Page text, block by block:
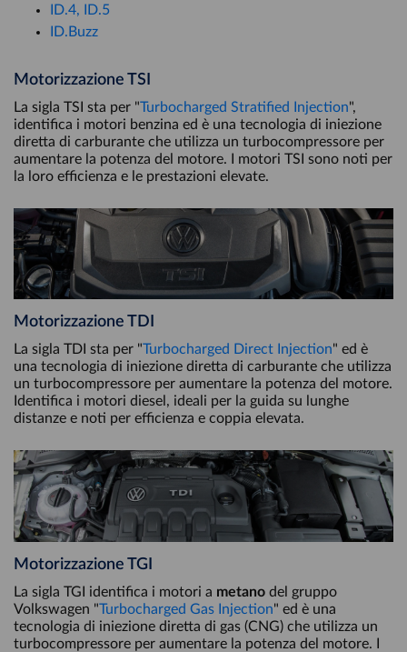
ID.4, ID.5
ID.Buzz
Motorizzazione TSI
La sigla TSI sta per "Turbocharged Stratified Injection",
identifica i motori benzina ed è una tecnologia di iniezione
diretta di carburante che utilizza un turbocompressore per
aumentare la potenza del motore. I motori TSI sono noti per
la loro efficienza e le prestazioni elevate.
Motorizzazione TDI
La sigla TDI sta per "Turbocharged Direct Injection" ed è
una tecnologia di iniezione diretta di carburante che utilizza
un turbocompressore per aumentare la potenza del motore.
Identifica i motori diesel, ideali per la guida su lunghe
distanze e noti per efficienza e coppia elevata.
Motorizzazione TGI
La sigla TGI identifica i motori a metano del gruppo
Volkswagen "Turbocharged Gas Injection" ed è una
tecnologia di iniezione diretta di gas (CNG) che utilizza un
turbocompressore per aumentare la potenza del motore. I